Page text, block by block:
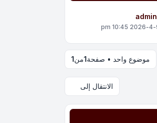
admin
موضوع واحد • صفحة1من1
الانتقال إلى